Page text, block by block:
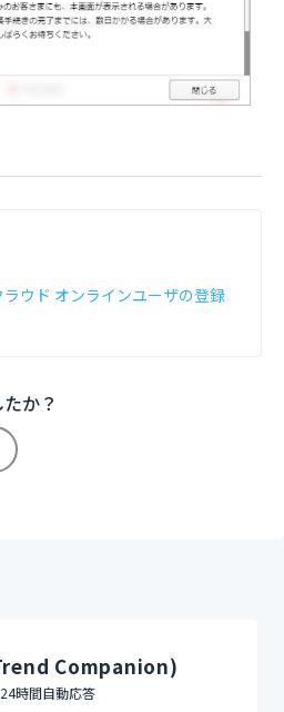
ウド オンラインユーザの登録
か？
Companion)
時間自動応答